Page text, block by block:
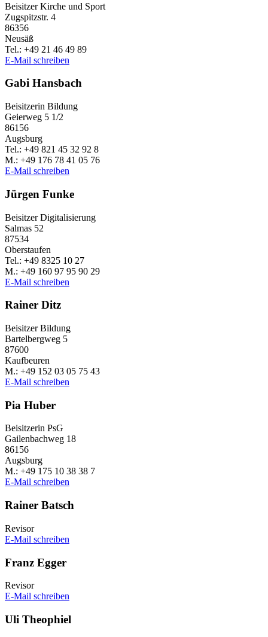
Beisit­zer Kirche und Sport
Zugspitz­str. 4
86356
Neusäß
Tel.: +49 21 46 49 89
E‑Mail schrei­ben
Gabi Hans­bach
Beisit­ze­rin Bildung
Geier­weg 5 1/2
86156
Augs­burg
Tel.: +49 821 45 32 92 8
M.: +49 176 78 41 05 76
E‑Mail schrei­ben
Jürgen Funke
Beisit­zer Digitalisierung
Salmas 52
87534
Ober­stau­fen
Tel.: +49 8325 10 27
M.: +49 160 97 95 90 29
E‑Mail schrei­ben
Rainer Ditz
Beisit­zer Bildung
Bartel­berg­weg 5
87600
Kauf­beu­ren
M.: +49 152 03 05 75 43
E‑Mail schrei­ben
Pia Huber
Beisit­ze­rin PsG
Gailen­bach­weg 18
86156
Augs­burg
M.: +49 175 10 38 38 7
E‑Mail schrei­ben
Rainer Batsch
Revi­sor
E‑Mail schrei­ben
Franz Egger
Revi­sor
E‑Mail schrei­ben
Uli Theo­phiel